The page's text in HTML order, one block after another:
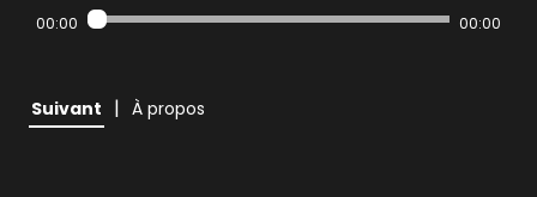
00:00 00:00
Suivant | À propos